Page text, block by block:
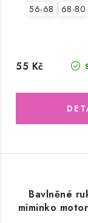
56-68 68-80
55 Kč
Bavlněné
miminko